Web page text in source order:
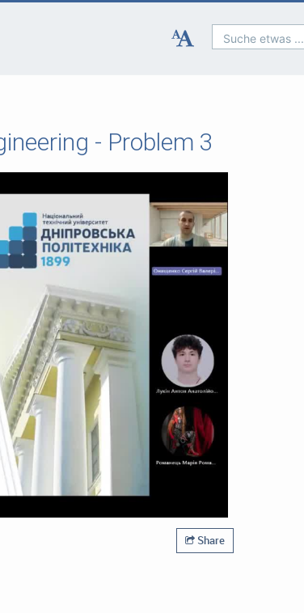
Suche etwas ...
- Problem 3
abspielen
Share